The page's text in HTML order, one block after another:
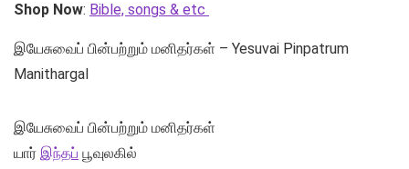
Shop Now: Bible, songs & etc
இயேசுவைப் பின்பற்றும் மனிதர்கள் – Yesuvai Pinpatrum
Manithargal
இயேசுவைப் பின்பற்றும் மனிதர்கள்
யார் இந்தப் பூவுலகில்